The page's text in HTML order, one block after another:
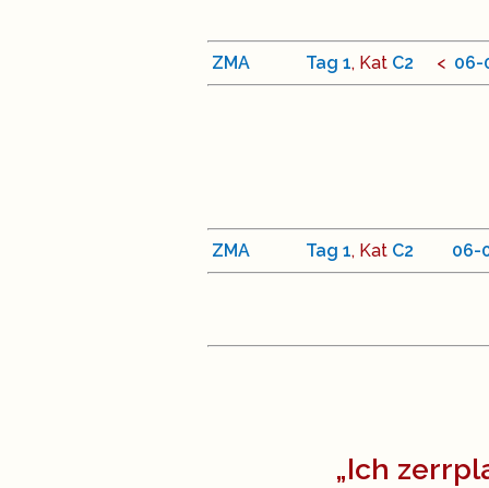
ZMA Tag 1, Kat C2 < 06-
ZMA Tag 1, Kat C2 06-
„Ich